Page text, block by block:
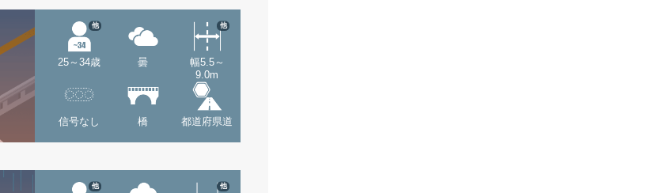
25～34歳
他
曇
幅5.5～
9.0m
他
信号なし 橋 都道府県道
他 他